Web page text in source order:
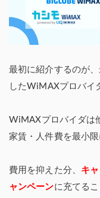
最初に紹介するのが
したWiMAXプロバイ
WiMAXプロバイダは
家賃・人件費を最小
費用を抑えた分、 キ
ャンペーンに充てる